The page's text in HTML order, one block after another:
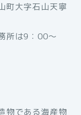
町大字石山天寧
所は9：00～
物である海産物